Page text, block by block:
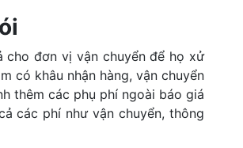
cho đơn vị vận chuyển để họ xử
có khâu nhận hàng, vận chuyển
thêm các phụ phí ngoài báo giá
các phí như vận chuyển, thông